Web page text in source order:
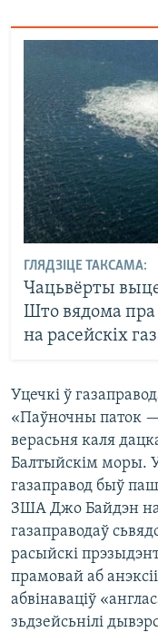
ГЛЯДЗІЦЕ ТАКСАМА:
Чацьвёрты
Што вядома пра
на расейскіх
Уцечкі ў
«Паўночны паток —
верасьня каля
Балтыйскім моры.
газаправод быў
ЗША Джо Байдэн
газаправодаў
расыйскі
прамовай аб
абвінаваціў
зьдзейсьнілі